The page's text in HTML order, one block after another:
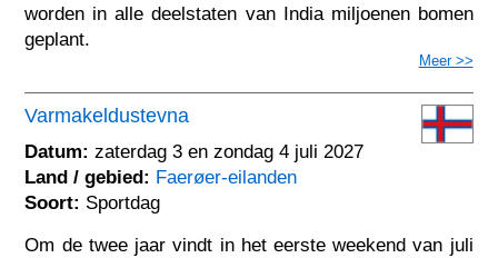
worden in alle deelstaten van India miljoenen bomen
geplant.
Meer >>
Varmakeldustevna
Datum: zaterdag 3 en zondag 4 juli 2027
Land / gebied: Faerøer-eilanden
Soort: Sportdag
Om de twee jaar vindt in het eerste weekend van juli